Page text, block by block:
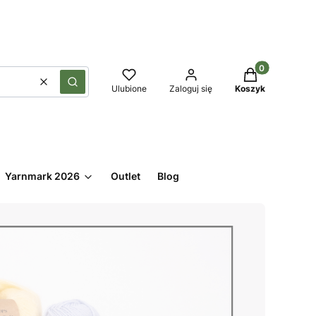
WyczyśćSzukaj Ulubione Zaloguj się
Produkty w
Koszyk
Yarnmark 2026 Outlet Blog